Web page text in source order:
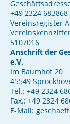
+49 2324 683868
Vereinsregister
5107016
Anschrift der
e.V.
Im Baumhof 20
45549
Tel.: +49 2324
Fax.: +49 2324
E-Mail: